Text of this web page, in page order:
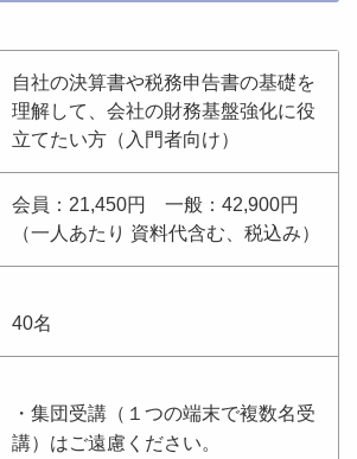
自社の決算書や税務申告書の基礎を
理解して、会社の財務基盤強化に役
立てたい方（入門者向け）
会員：21,450円 一般：42,900円
（一人あたり 資料代含む、税込み）
40名
・集団受講（１つの端末で複数名受
講）はご遠慮ください。